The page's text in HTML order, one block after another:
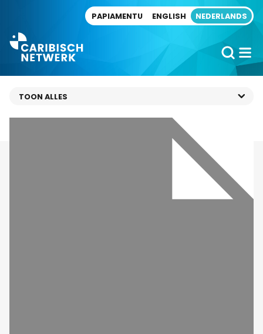
PAPIAMENTU ENGLISH NEDERLANDS